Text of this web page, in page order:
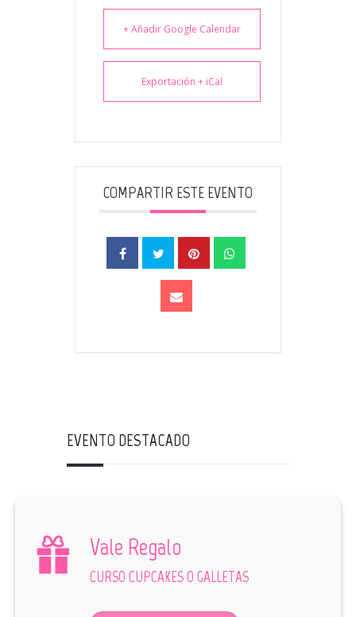
+ Añadir Google Calendar
Exportación + iCal
COMPARTIR ESTE EVENTO
EVENTO DESTACADO
Vale Regalo
CURSO CUPCAKES O GALLETAS